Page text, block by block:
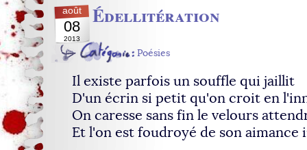
août
08
2013
Édellitération
Poésies
Il existe parfois un souffle qui jaillit
D'un écrin si petit qu'on croit en
On caresse sans fin le velours
Et l'on est foudroyé de son aimance